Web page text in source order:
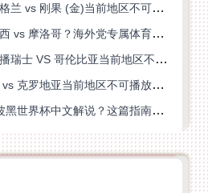
在海外看世界杯直播英格兰 vs 刚果 (金)当前地区不可播放？这篇指南帮你突破所有限制
在国外如何看世界杯巴西 vs 摩洛哥？海外党专属体育观赛指南来了
在国外看世界杯中文直播瑞士 VS 哥伦比亚当前地区不可播放？这篇指南帮你搞定
在国外看世界杯巴拿马 vs 克罗地亚当前地区不可播放？这篇指南帮你轻松解决海外体育直播难题
在国外怎么看瑞士 vs 波黑世界杯中文解说？这篇指南帮你搞定所有地区限制问题